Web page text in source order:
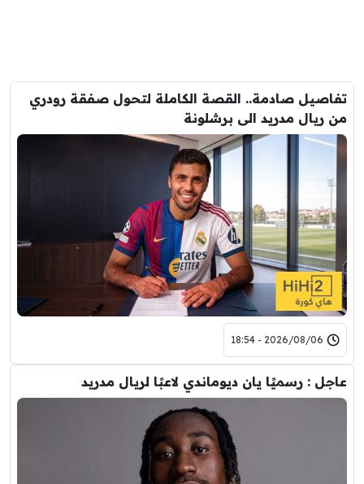
تفاصيل صادمة.. القصة الكاملة لتحول صفقة رودري
من ريال مدريد الى برشلونة
2026/08/06 - 18:54
عاجل : رسميًا يان ديوماندي لاعبًا لريال مدريد